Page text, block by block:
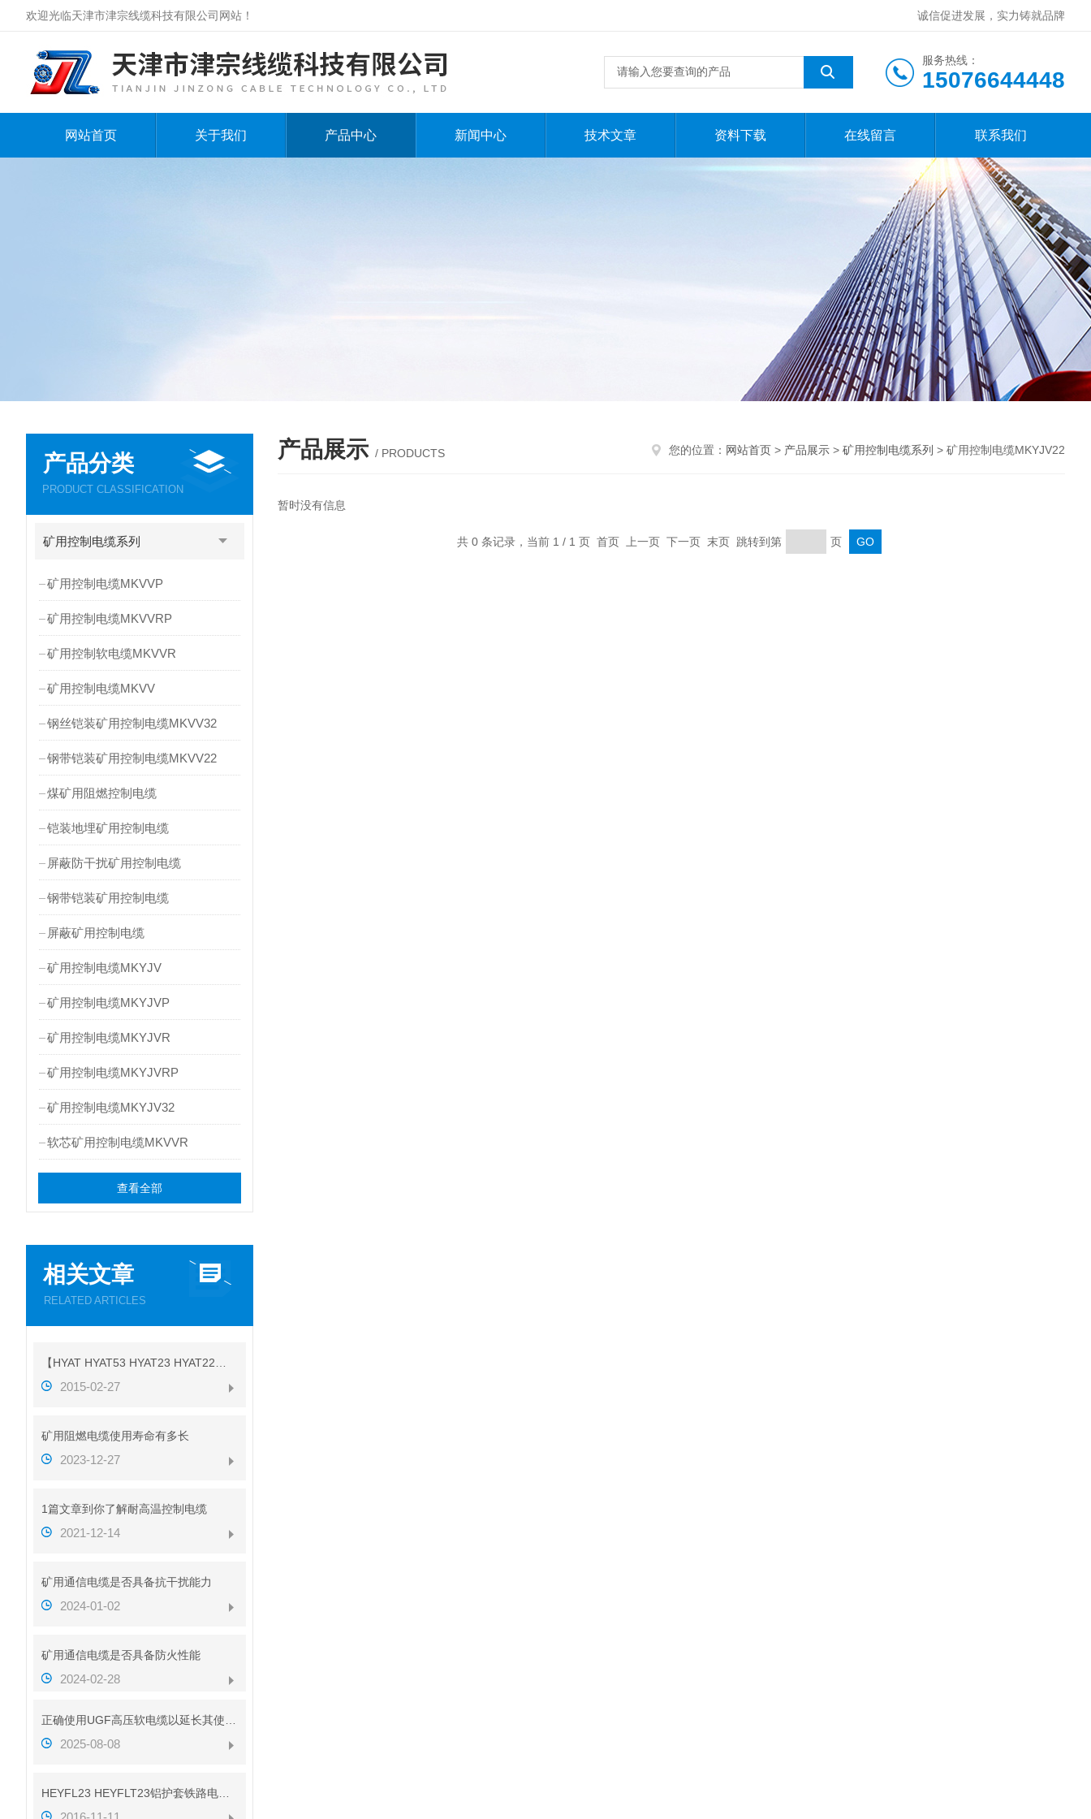
欢迎光临天津市津宗线缆科技有限公司网站！ 诚信促进发展，实力铸就品牌
服务热线：
15076644448
网站首页 关于我们 产品中心 新闻中心 技术文章 资料下载 在线留言 联系我们
产品分类
PRODUCT CLASSIFICATION
矿用控制电缆系列
矿用控制电缆MKVVP
矿用控制电缆MKVVRP
矿用控制软电缆MKVVR
矿用控制电缆MKVV
钢丝铠装矿用控制电缆MKVV32
钢带铠装矿用控制电缆MKVV22
煤矿用阻燃控制电缆
铠装地埋矿用控制电缆
屏蔽防干扰矿用控制电缆
钢带铠装矿用控制电缆
屏蔽矿用控制电缆
矿用控制电缆MKYJV
矿用控制电缆MKYJVP
矿用控制电缆MKYJVR
矿用控制电缆MKYJVRP
矿用控制电缆MKYJV32
软芯矿用控制电缆MKVVR
查看全部
相关文章
RELATED ARTICLES
2015-02-27
矿用阻燃电缆使用寿命有多长
2023-12-27
1篇文章到你了解耐高温控制电缆
2021-12-14
矿用通信电缆是否具备抗干扰能力
2024-01-02
矿用通信电缆是否具备防火性能
2024-02-28
2025-08-08
产品展示 / PRODUCTS 您的位置： 网站首页 > 产品展示 > 矿用控制电缆系列 > 矿用控制电缆MKYJV22
暂时没有信息
共 0 条记录，当前 1 / 1 页 首页 上一页 下一页 末页 跳转到第 页